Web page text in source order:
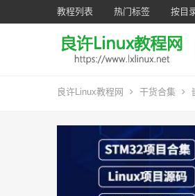
教程列表 热门标签 按目
良许Linux教程网 干货合集